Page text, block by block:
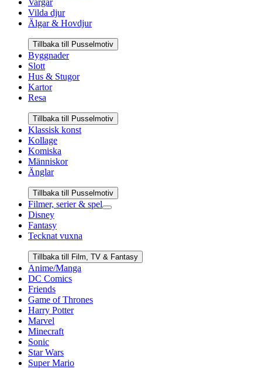
Vargar
Vilda djur
Älgar & Hovdjur
Tillbaka till Pusselmotiv
Byggnader
Slott
Hus & Stugor
Kartor
Resa
Tillbaka till Pusselmotiv
Klassisk konst
Kollage
Komiska
Människor
Änglar
Tillbaka till Pusselmotiv
Filmer, serier & spel
Disney
Fantasy
Tecknat vuxna
Tillbaka till Film, TV & Fantasy
Anime/Manga
DC Comics
Friends
Game of Thrones
Harry Potter
Marvel
Minecraft
Sonic
Star Wars
Super Mario